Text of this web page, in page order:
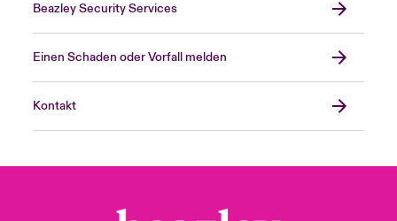
Beazley Security Services
Einen Schaden oder Vorfall melden
Kontakt